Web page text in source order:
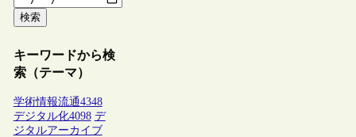
検索
キーワードから検
索（テーマ）
学術情報流通4348
デジタル化4098 デ
ジタルアーカイブ